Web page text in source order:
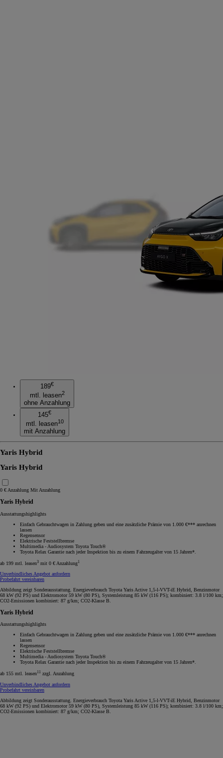
189€
mtl. leasen2
ohne Anzahlung
145€
mtl. leasen10
mit Anzahlung
Yaris Hybrid
Yaris Hybrid
0 € Anzahlung Mit Anzahlung
Yaris Hybrid
Ausstattungshighlights
Einfach Gebrauchtwagen in Zahlung geben und eine zusätzliche Prämie von 1.000 €*** anrechnen
lassen
Regensensor
Elektrische Feststellbremse
Multimedia - Audiosystem Toyota Touch®
Toyota Relax Garantie nach jeder Inspektion bis zu einem Fahrzeugalter von 15 Jahren*.
ab 199 mtl. leasen3 mit 0 € Anzahlung1
Unverbindliches Angebot anfordern
Probefahrt vereinbaren
Abbildung zeigt Sonderausstattung. Energieverbrauch Toyota Yaris Active 1,5-l-VVT-iE Hybrid, Benzinmotor
68 kW (92 PS) und Elektromotor 59 kW (80 PS), Systemleistung 85 kW (116 PS); kombiniert: 3.8 l/100 km;
CO2-Emissionen kombiniert: 87 g/km; CO2-Klasse B.
Yaris Hybrid
Ausstattungshighlights
Einfach Gebrauchtwagen in Zahlung geben und eine zusätzliche Prämie von 1.000 €*** anrechnen
lassen
Regensensor
Elektrische Feststellbremse
Multimedia - Audiosystem Toyota Touch®
Toyota Relax Garantie nach jeder Inspektion bis zu einem Fahrzeugalter von 15 Jahren*.
ab 155 mtl. leasen11 zzgl. Anzahlung
Unverbindliches Angebot anfordern
Probefahrt vereinbaren
Abbildung zeigt Sonderausstattung. Energieverbrauch Toyota Yaris Active 1,5-l-VVT-iE Hybrid, Benzinmotor
68 kW (92 PS) und Elektromotor 59 kW (80 PS), Systemleistung 85 kW (116 PS); kombiniert: 3.8 l/100 km;
CO2-Emissionen kombiniert: 87 g/km; CO2-Klasse B.